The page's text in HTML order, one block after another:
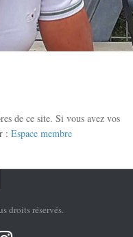
de ce site. Si vous avez vos
: Espace membre
droits réservés.